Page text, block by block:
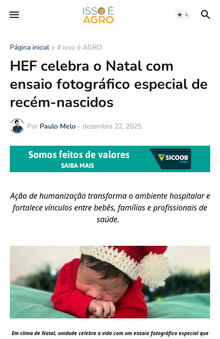
Página inicial # isso é AGRO
HEF celebra o Natal com
ensaio fotográfico especial de
recém-nascidos
Por Paulo Melo - dezembro 22, 2025
Ação de humanização transforma o ambiente hospitalar e
fortalecevínculos entre bebês, famílias e profissionais de
saúde.
Em clima de Natal, unidade celebra a vida com um ensaio fotográfico especial que